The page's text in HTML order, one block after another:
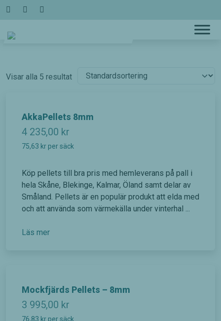
Hoppa
Visar alla 5 resultat
AkkaPellets 8mm
4 235,00 kr
75,63 kr per säck
Köp pellets till bra pris med hemleverans på pall i
hela Skåne, Blekinge, Kalmar, Öland samt delar av
Småland. Pellets är en populär produkt att elda med
och att använda som värmekälla under vinterhal ...
Läs mer
Mockfjärds Pellets – 8mm
3 995,00 kr
76,83 kr per säck